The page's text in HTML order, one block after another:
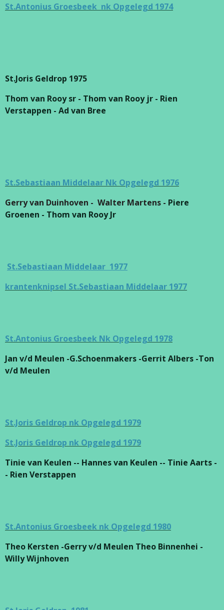
St.Antonius Groesbeek nk Opgelegd 1974
St.Joris Geldrop 1975
Thom van Rooy sr - Thom van Rooy jr - Rien
Verstappen - Ad van Bree
St.Sebastiaan Middelaar Nk Opgelegd 1976
Gerry van Duinhoven - Walter Martens - Piere
Groenen - Thom van Rooy Jr
St.Sebastiaan Middelaar 1977
krantenknipsel St.Sebastiaan Middelaar 1977
St.Antonius Groesbeek Nk Opgelegd 1978
Jan v/d Meulen -G.Schoenmakers -Gerrit Albers -Ton
v/d Meulen
St.Joris Geldrop nk Opgelegd 1979
St.Joris Geldrop nk Opgelegd 1979
Tinie van Keulen -- Hannes van Keulen -- Tinie Aarts -
- Rien Verstappen
St.Antonius Groesbeek nk Opgelegd 1980
Theo Kersten -Gerry v/d Meulen Theo Binnenhei -
Willy Wijnhoven